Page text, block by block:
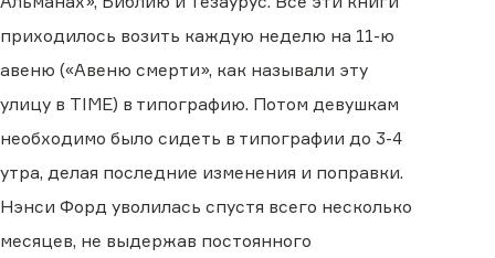
приходилось возить каждую неделю на 11-ю
авеню («Авеню смерти», как называли эту
улицу в TIME) в типографию. Потом девушкам
необходимо было сидеть в типографии до 3-4
утра, делая последние изменения и поправки.
Нэнси Форд уволилась спустя всего несколько
месяцев, не выдержав постоянного